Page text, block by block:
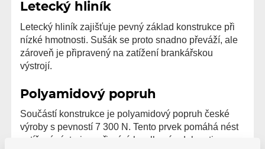
Letecký hliník
Letecký hliník zajišťuje pevný základ konstrukce při
nízké hmotnosti. Sušák se proto snadno převáží, ale
zároveň je připravený na zatížení brankářskou
výstrojí.
Polyamidový popruh
Součástí konstrukce je polyamidový popruh české
výroby s pevností 7 300 N. Tento prvek pomáhá nést
zatížení výstroje a přispívá k celkové odolnosti